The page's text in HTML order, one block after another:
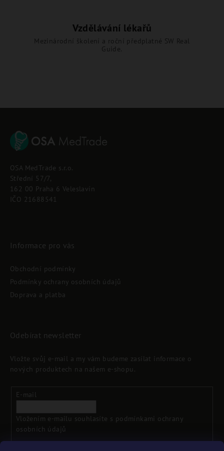
Vzdělávání lékařů
Mezinárodní školení a roční předplatné SW Real
Guide.
OSA MedTrade s.r.o.
Střední 57/7,
162 00 Praha 6 Veleslavín
IČO 21688541
Informace pro vás
Obchodní podmínky
Podmínky ochrany osobních údajů
Doprava a platba
Odebírat newsletter
Vložte svůj e-mail a my vám budeme zasílat informace o
nových produktech na našem e-shopu.
E-mail
Vložením e-mailu souhlasíte s podmínkami ochrany
osobních údajů